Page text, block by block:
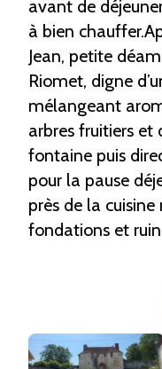
avant de
à bien
Jean, petite
Riomet, digne
mélangeant
arbres fruitiers et
fontaine puis
pour la pause
près de la
fondations et